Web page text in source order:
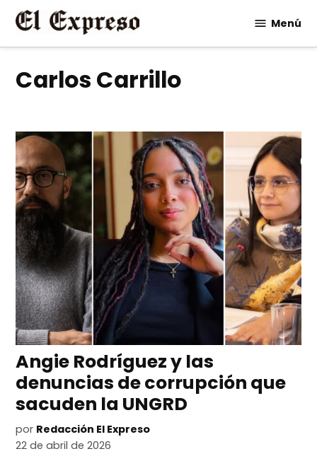
Saltar
contenido
Menú
Carlos Carrillo
Angie Rodríguez y las
denuncias de corrupción que
sacuden la UNGRD
por Redacción El Expreso
22 de abril de 2026